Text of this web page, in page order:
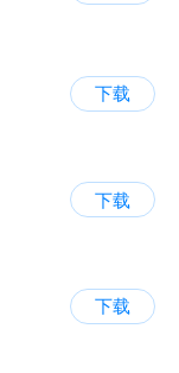
下载
下载
下载